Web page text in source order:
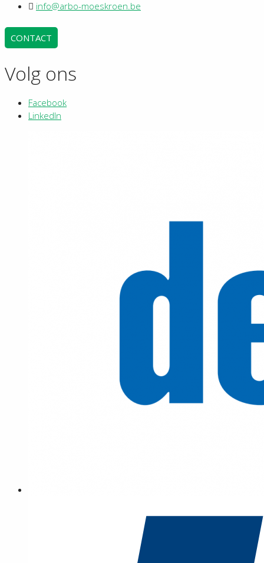
info@arbo-moeskroen.be
CONTACT
Volg ons
Facebook
LinkedIn